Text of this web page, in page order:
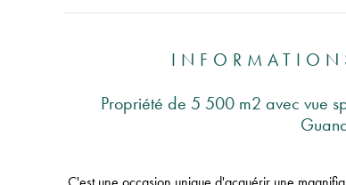
Propriété de 5 500 m2 avec vue